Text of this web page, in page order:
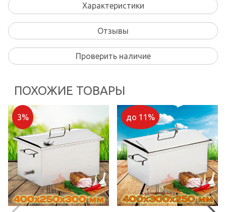
Характеристики
Отзывы
Проверить наличие
ПОХОЖИЕ ТОВАРЫ
3% до 11%